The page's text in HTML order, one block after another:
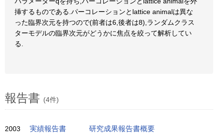
挿するものである.パーコレーションとlattice animalは異な
った臨界次元を持つので(前者は6,後者は8),ランダムクラス
ターモデルの臨界次元がどうかに焦点を絞って解析してい
る.
報告書 (4件)
2003 実績報告書 研究成果報告書概要